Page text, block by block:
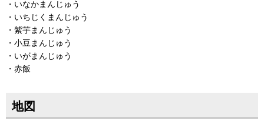
・いなかまんじゅう
・いちじくまんじゅう
・紫芋まんじゅう
・小豆まんじゅう
・いがまんじゅう
・赤飯
地図